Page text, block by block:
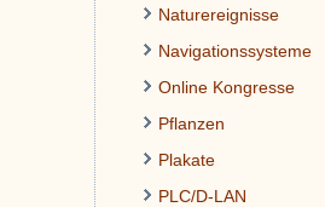
Naturereignisse
Navigationssysteme
Online Kongresse
Pflanzen
Plakate
PLC/D-LAN